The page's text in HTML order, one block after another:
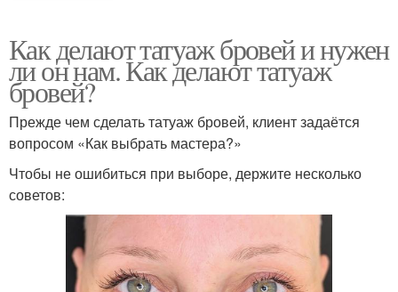
Как делают татуаж бровей и нужен
ли он нам. Как делают татуаж
бровей?
Прежде чем сделать татуаж бровей, клиент задаётся
вопросом «Как выбрать мастера?»
Чтобы не ошибиться при выборе, держите несколько
советов: